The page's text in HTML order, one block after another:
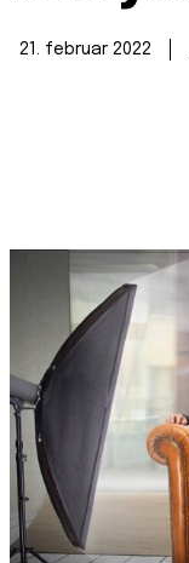
21. februar 2022